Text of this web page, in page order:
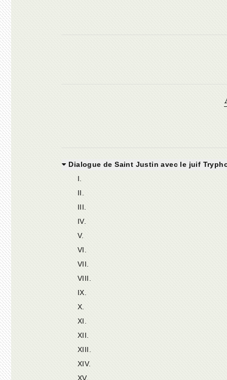
Dialogue de Saint Justin avec le juif
Ι.
II.
III.
IV.
V.
VI.
VII.
VIII.
IX.
X.
XI.
XII.
XIII.
XIV.
XV.